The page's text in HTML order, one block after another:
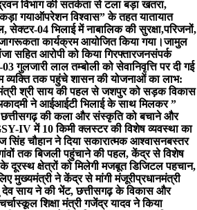
वन विभाग की सतर्कता से टला बड़ा खतरा,
गयाऑपरेशन विश्वास” के तहत यातायात
सेक्टर-04 भिलाई में नाबालिक की सुरक्षा,परिजनों,
कार्यक्रम आयोजित किया गया।जामुल
सहित आरोपी को किया गिरफ्तारजनसंपर्क
लाल तम्बोली को सेवानिवृत्ति पर दी गई
व्यक्ति तक पहुंचे शासन की योजनाओं का लाभ:
श्री साय की पहल से जशपुर को सड़क विकास
ने आईआईटी भिलाई के साथ मिलकर ”
छत्तीसगढ़ की कला और संस्कृति को बचाने और
IV में 10 किमी क्लस्टर की विशेष व्यवस्था का
सिंह चौहान ने दिया सकारात्मक आश्वासनबस्तर
तक बिजली पहुंचाने की पहल, केंद्र से विशेष
दूरस्थ क्षेत्रों को मिलेगी मजबूत डिजिटल पहचान,
मुख्यमंत्री ने केंद्र से मांगी मंजूरीप्रधानमंत्री
देव साय ने की भेंट, छत्तीसगढ़ के विकास और
स्कूल शिक्षा मंत्री गजेंद्र यादव ने किया